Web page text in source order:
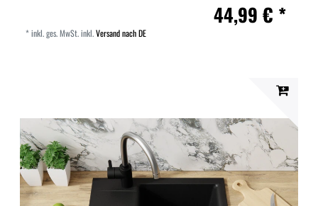
44,99 € *
*inkl. ges. MwSt.inkl.Versand nach DE